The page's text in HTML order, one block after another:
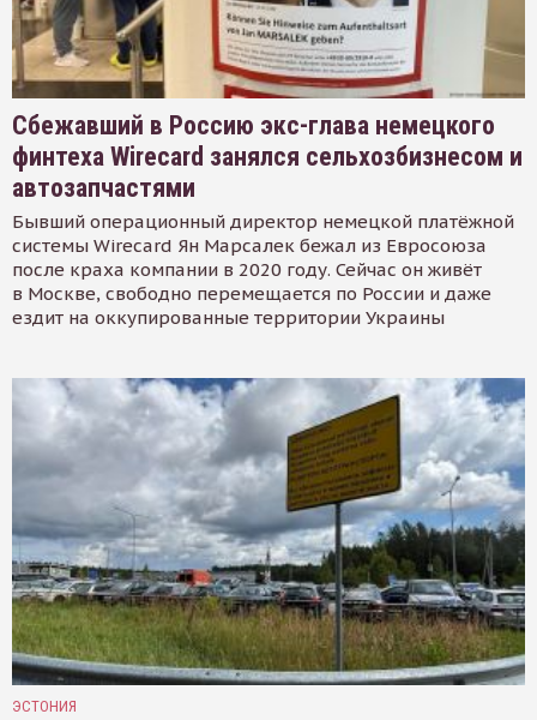
Сбежавший в Россию экс-глава немецкого
финтеха Wirecard занялся сельхозбизнесом и
автозапчастями
Бывший операционный директор немецкой платёжной
системы Wirecard Ян Марсалек бежал из Евросоюза
после краха компании в 2020 году. Сейчас он живёт
в Москве, свободно перемещается по России и даже
ездит на оккупированные территории Украины
ЭСТОНИЯ